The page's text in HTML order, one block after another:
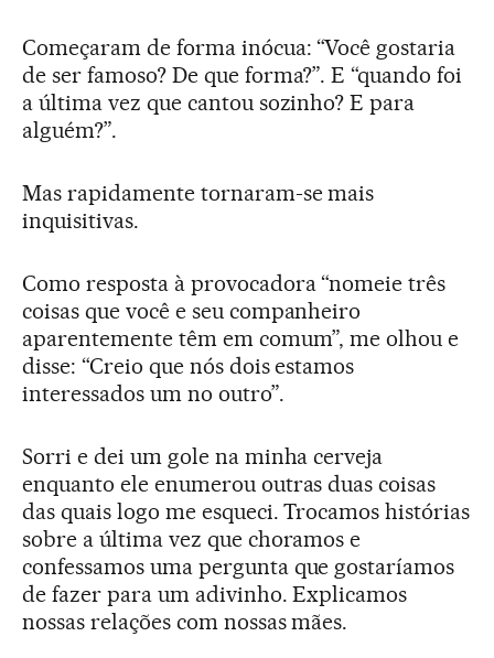
Começaram de forma inócua: “Você gostaria
de ser famoso? De que forma?”. E “quando foi
a última vez que cantou sozinho? E para
alguém?”.
Mas rapidamente tornaram-se mais
inquisitivas.
Como resposta à provocadora “nomeie três
coisas que você e seu companheiro
aparentemente têm em comum”, me olhou e
disse: “Creio que nós dois estamos
interessados um no outro”.
Sorri e dei um gole na minha cerveja
enquanto ele enumerou outras duas coisas
das quais logo me esqueci. Trocamos histórias
sobre a última vez que choramos e
confessamos uma pergunta que gostaríamos
de fazer para um adivinho. Explicamos
nossas relações com nossas mães.